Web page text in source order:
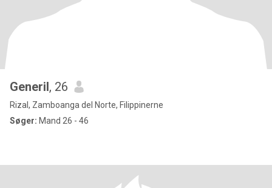
Generil, 26
Rizal, Zamboanga del Norte, Filippinerne
Søger: Mand 26 - 46